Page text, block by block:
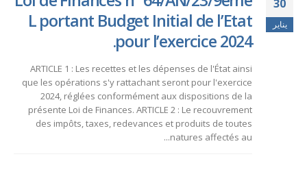
30
يناير
L portant Budget Initial de l’Etat
pour l’exercice 2024.
ARTICLE 1 : Les recettes et les dépenses de l'État ainsi
que les opérations s'y rattachant seront pour l'exercice
2024, réglées conformément aux dispositions de la
présente Loi de Finances. ARTICLE 2 : Le recouvrement
des impôts, taxes, redevances et produits de toutes
natures affectés au...